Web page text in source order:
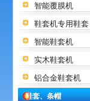
智能覆膜机
鞋套机专用鞋套
智能鞋套机
实木鞋套机
铝合金鞋套机
鞋套、条帽